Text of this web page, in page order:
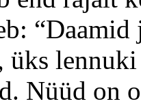
üks
Nüüd on